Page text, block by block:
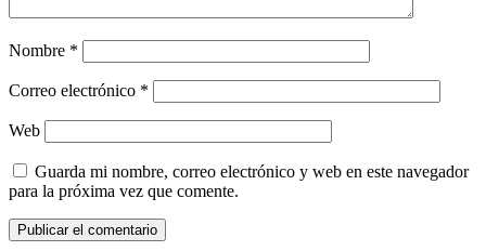
Nombre *
Correo electrónico *
Web
Guarda mi nombre, correo electrónico y web en este navegador
para la próxima vez que comente.